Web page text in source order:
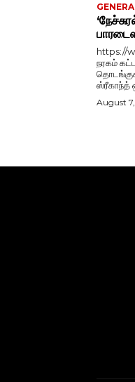
https://
நரகம்
ஸ்ரீகாந்த்
August